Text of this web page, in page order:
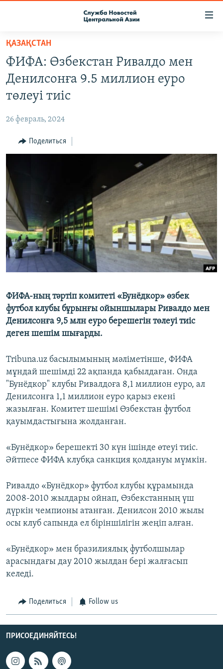
Вернуться
основному
содержанию
главной
навигации
Вернутся
поиску
КОНТАКТЫ
НАСТОЯЩЕЕ ВРЕМЯ
МИГРАНТ МЕДИА
ҚАЗАҚСТАН
ФИФА: Өзбекстан Ривалдо мен
Денилсонға 9.5 миллион еуро
төлеуі тиіс
26 февраль, 2024
Поделиться
ФИФА-ның тәртіп комитеті «Бунёдкор» өзбек
футбол клубы бұрынғы ойыншылары Ривалдо мен
Денилсонға 9,5 млн еуро берешегін төлеуі тиіс
деген шешім шығарды.
Tribuna.uz басылымының мәліметінше, ФИФА
мұндай шешімді 22 ақпанда қабылдаған. Онда
"Бунёдкор" клубы Ривалдоға 8,1 миллион еуро, ал
Денилсонға 1,1 миллион еуро қарыз екені
жазылған. Комитет шешімі Өзбекстан футбол
қауымдастығына жолданған.
«Бунёдкор» берешекті 30 күн ішінде өтеуі тиіс.
Әйтпесе ФИФА клубқа санкция қолдануы мүмкін.
Ривалдо «Бунёдкор» футбол клубы құрамында
2008-2010 жылдары ойнап, Өзбекстанның үш
дүркін чемпионы атанған. Денилсон 2010 жылы
осы клуб сапында ел біріншілігін жеңіп алған.
«Бунёдкор» мен бразилиялық футболшылар
арасындағы дау 2010 жылдан бері жалғасып
келеді.
Поделиться Follow us
ПРИСОЕДИНЯЙТЕСЬ!